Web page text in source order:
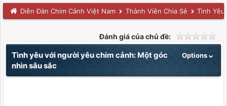
Diễn Đàn Chim Cảnh Việt Nam Thành Viên Chia Sẻ Tình
Đánh giá của chủ đề:
Options
Tình yêu với người yêu chim cảnh: Một góc
nhìn sâu sắc